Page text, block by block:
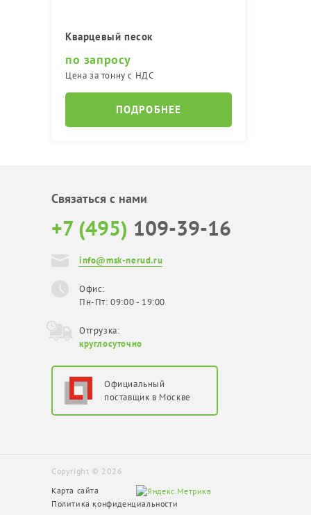
Кварцевый песок
по запросу
Цена за тонну с НДС
ПОДРОБНЕЕ
Связаться с нами
+7 (495) 109-39-16
info@msk-nerud.ru
Офис:
Пн-Пт: 09:00 - 19:00
Отгрузка:
круглосуточно
Официальный
поставщик в Москве
Copyright © 2026
Карта сайта
Политика конфиденциальности